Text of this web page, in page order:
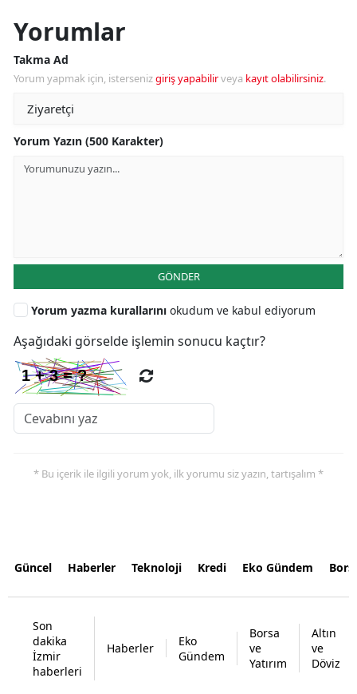
Yorumlar
Takma Ad
Yorum yapmak için, istersenizgiriş yapabilirveya kayıt olabilirsiniz.
Yorum Yazın (500 Karakter)
GÖNDER
Yorum yazma kurallarını okudum ve kabul ediyorum
Aşağıdaki görselde işlemin sonucu kaçtır?
* Bu içerik ile ilgili yorum yok, ilk yorumu siz yazın, tartışalım *
Güncel Haberler Teknoloji Kredi Eko Gündem
Son
dakika
İzmir
haberleri
Haberler
Eko
Gündem
Borsa
ve
Yatırım
Altın
ve
Döviz